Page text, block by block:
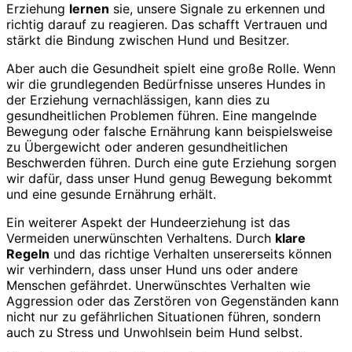
Erziehung lernen sie, unsere Signale zu erkennen und
richtig darauf zu reagieren. Das schafft Vertrauen und
stärkt die Bindung zwischen Hund und Besitzer.
Aber auch die Gesundheit spielt eine große Rolle. Wenn
wir die grundlegenden Bedürfnisse unseres Hundes in
der Erziehung vernachlässigen, kann dies zu
gesundheitlichen Problemen führen. Eine mangelnde
Bewegung oder falsche Ernährung kann beispielsweise
zu Übergewicht oder anderen gesundheitlichen
Beschwerden führen. Durch eine gute Erziehung sorgen
wir dafür, dass unser Hund genug Bewegung bekommt
und eine gesunde Ernährung erhält.
Ein weiterer Aspekt der Hundeerziehung ist das
Vermeiden unerwünschten Verhaltens. Durch klare
Regeln und das richtige Verhalten unsererseits können
wir verhindern, dass unser Hund uns oder andere
Menschen gefährdet. Unerwünschtes Verhalten wie
Aggression oder das Zerstören von Gegenständen kann
nicht nur zu gefährlichen Situationen führen, sondern
auch zu Stress und Unwohlsein beim Hund selbst.